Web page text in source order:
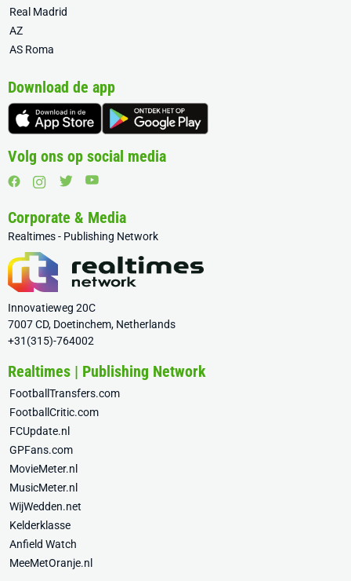
Real Madrid
AZ
AS Roma
Download de app
Volg ons op social media
Corporate & Media
Realtimes - Publishing Network
Innovatieweg 20C
7007 CD, Doetinchem, Netherlands
+31(315)-764002
Realtimes | Publishing Network
FootballTransfers.com
FootballCritic.com
FCUpdate.nl
GPFans.com
MovieMeter.nl
MusicMeter.nl
WijWedden.net
Kelderklasse
Anfield Watch
MeeMetOranje.nl